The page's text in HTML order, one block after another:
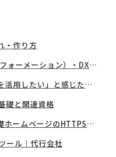
・作り方
ョン）・DX投資促進税制について
感じた時がリニューアルのタイミング
礎と関連資格
のHTTPS化について SSL / TLSとは
ール｜代行会社